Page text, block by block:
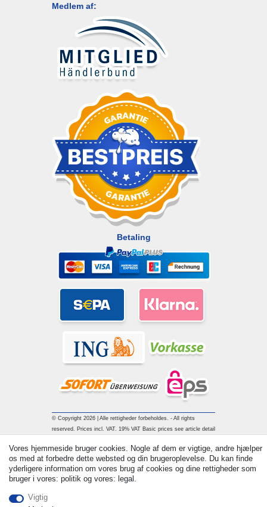
Medlem af:
Betaling
© Copyright 2026 | Alle rettigheder forbeholdes. - All rights
reserved. Prices incl. VAT. 19% VAT Basic prices see article detail
Vores hjemmeside bruger cookies. Nogle af dem er vigtige, andre hjælper
os med at forbedre dette websted og din brugeroplevelse. Du kan finde
yderligere information om vores brug af cookies og dine rettigheder som
bruger i vores: politik og vores: legal.
Vigtig
Withdraw from contract here Kontakt